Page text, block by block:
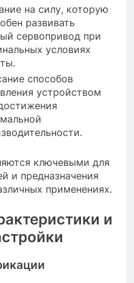
на силу, которую
развивать
сервопривод при
условиях
способов
устройством
ключевыми для
и предназначения
применениях.
и